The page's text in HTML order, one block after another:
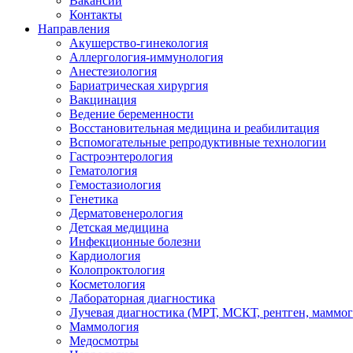
Контакты
Направления
Акушерство-гинекология
Аллергология-иммунология
Анестезиология
Бариатрическая хирургия
Вакцинация
Ведение беременности
Восстановительная медицина и реабилитация
Вспомогательные репродуктивные технологии
Гастроэнтерология
Гематология
Гемостазиология
Генетика
Дерматовенерология
Детская медицина
Инфекционные болезни
Кардиология
Колопроктология
Косметология
Лабораторная диагностика
Лучевая диагностика (МРТ, МСКТ, рентген,
Маммология
Медосмотры